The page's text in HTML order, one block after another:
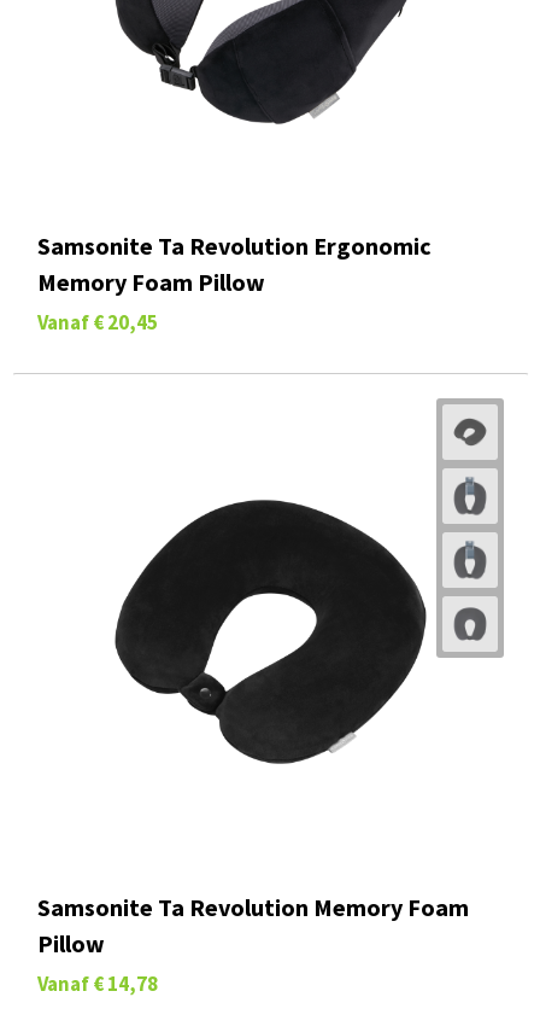
Samsonite Ta Revolution Ergonomic
Memory Foam Pillow
Vanaf € 20,45
Samsonite Ta Revolution Memory Foam
Pillow
Vanaf € 14,78